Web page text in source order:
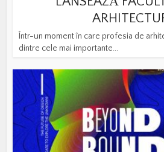
Într-un moment în care profesia de
dintre cele mai importante...